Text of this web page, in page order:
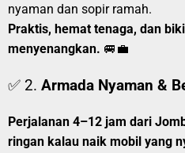
nyaman dan sopir ramah.
Praktis, hemat tenaga, dan
menyenangkan. 🚐💼
✅ 2. Armada Nyaman &
Perjalanan 4–12 jam dari
ringan kalau naik mobil yang